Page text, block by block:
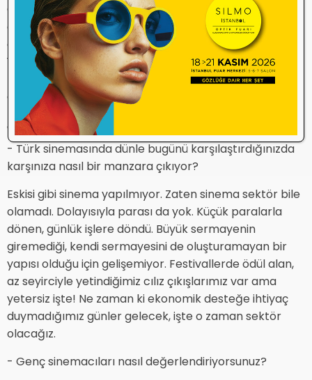
Öyle bir şey hissetmiyorum. Ancak 80’lerde hapishane
dönemlerim oldu. İşkenceler, insanın kimliğini yok
etme yönünde olduğu için, elbette tedirginlik yaşadım.
Yine de toparlanmasını bildim. Sinema bizim
hayalimizdi. Gece yattığımda dahi, rüyamda filmler
görürüm. Hayal gücüm bana destek oluyor. Galiba
biraz çocuk gibiyim.
'Sinema sektörleşemedi'
- Türk sinemasında dünle bugünü karşılaştırdığınızda
karşınıza nasıl bir manzara çıkıyor?
Eskisi gibi sinema yapılmıyor. Zaten sinema sektör bile
olamadı. Dolayısıyla parası da yok. Küçük paralarla
dönen, günlük işlere döndü. Büyük sermayenin
giremediği, kendi sermayesini de oluşturamayan bir
yapısı olduğu için gelişemiyor. Festivallerde ödül alan,
az seyirciyle yetindiğimiz cılız çıkışlarımız var ama
yetersiz işte! Ne zaman ki ekonomik desteğe ihtiyaç
duymadığımız günler gelecek, işte o zaman sektör
olacağız.
- Genç sinemacıları nasıl değerlendiriyorsunuz?